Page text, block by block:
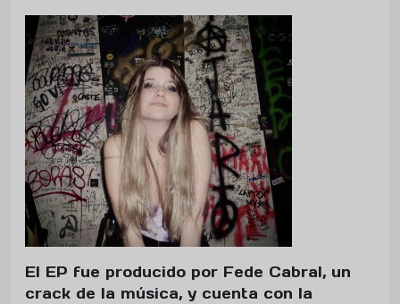
El EP fue producido por Fede Cabral, un
crack de la música, y cuenta con la